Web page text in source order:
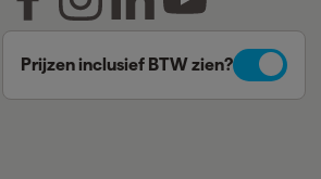
Prijzen inclusief BTW zien?